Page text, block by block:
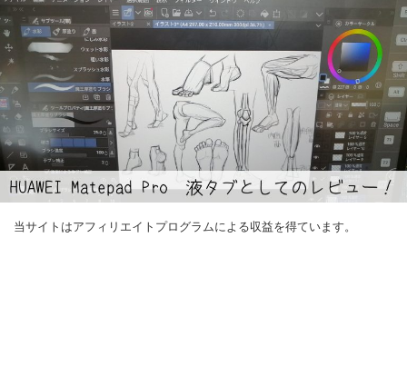
当サイトはアフィリエイトプログラムによる収益を得ています。